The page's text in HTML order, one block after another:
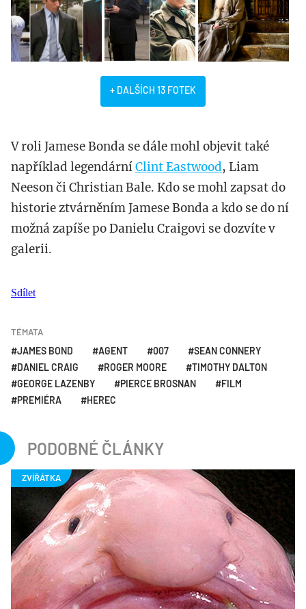
+ DALŠÍCH 13 FOTEK
V roli Jamese Bonda se dále mohl objevit také
například legendárníClint Eastwood, Liam
Neeson či Christian Bale. Kdo se mohl zapsat do
historie ztvárněním Jamese Bonda a kdo se do ní
možná zapíše po Danielu Craigovi se dozvíte v
galerii.
Sdílet
TÉMATA
JAMES BOND AGENT 007
SEAN CONNERY
DANIEL CRAIG
ROGER MOORE
TIMOTHY DALTON
GEORGE LAZENBY
PIERCE BROSNAN
FILM
PREMIÉRA
HEREC
PODOBNÉ ČLÁNKY